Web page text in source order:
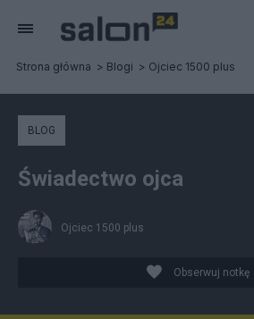
Strona główna Blogi Ojciec 1500 plus
BLOG
Świadectwo ojca
Ojciec 1500 plus
Obserwuj notkę